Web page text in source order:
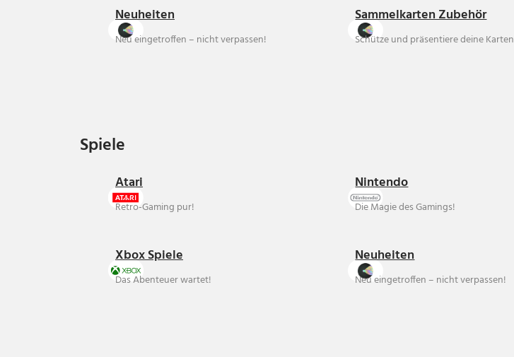
Neuheiten
Neu eingetroffen – nicht verpassen!
Sammelkarten Zubehör
Schütze und präsentiere deine Karten
Spiele
Atari
Retro-Gaming pur!
Nintendo
Die Magie des Gamings!
Xbox Spiele
Das Abenteuer wartet!
Neuheiten
Neu eingetroffen – nicht verpassen!